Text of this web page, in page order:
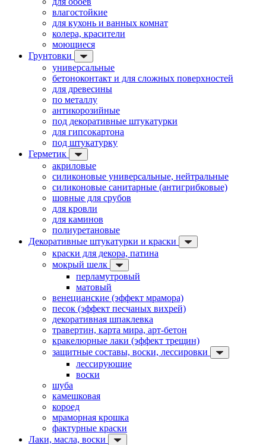
влагостойкие
для кухонь и ванных комнат
колера, красители
моющиеся
Грунтовки
универсальные
бетоноконтакт и для сложных поверхностей
для древесины
по металлу
антикорозийные
под декоративные штукатурки
для гипсокартона
под штукатурку
Герметик
акриловые
силиконовые универсальные, нейтральные
силиконовые санитарные (антигрибковые)
шовные для срубов
для кровли
для каминов
полиуретановые
Декоративные штукатурки и краски
краски для декора, патина
мокрый шелк
перламутровый
матовый
венецианские (эффект мрамора)
песок (эффект песчаных вихрей)
декоративная шпаклевка
травертин, карта мира, арт-бетон
кракелюрные лаки (эффект трещин)
защитные составы, воски, лессировки
лессирующие
воски
шуба
камешковая
короед
мраморная крошка
фактурные краски
Лаки, масла, воски